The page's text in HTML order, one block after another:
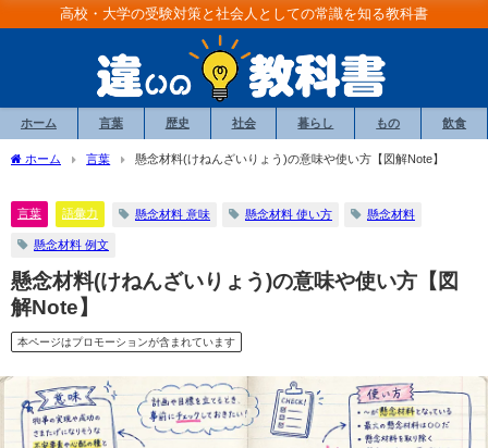
高校・大学の受験対策と社会人としての常識を知る教科書
ホーム 言葉 歴史 社会 暮らし もの 飲食
ホーム 言葉 懸念材料(けねんざいりょう)の意味や使い方【図解Note】
言葉 語彙力 懸念材料 意味 懸念材料 使い方 懸念材料
懸念材料 例文
懸念材料(けねんざいりょう)の意味や使い方【図
解Note】
本ページはプロモーションが含まれています